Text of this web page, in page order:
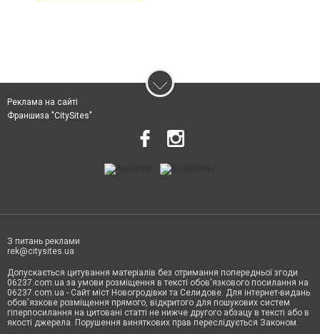
Реклама на сайті
Франшиза "CitySites"
З питань реклами
rek@citysites.ua
Допускається цитування матеріалів без отримання попередньої згоди
06237.com.ua за умови розміщення в тексті обов'язкового посилання на
06237.com.ua - Сайт міст Новогродівки та Селидове. Для інтернет-видань
обов'язкове розміщення прямого, відкритого для пошукових систем
гіперпосилання на цитовані статті не нижче другого абзацу в тексті або в
якості джерела. Порушення виняткових прав переслідується Законом.